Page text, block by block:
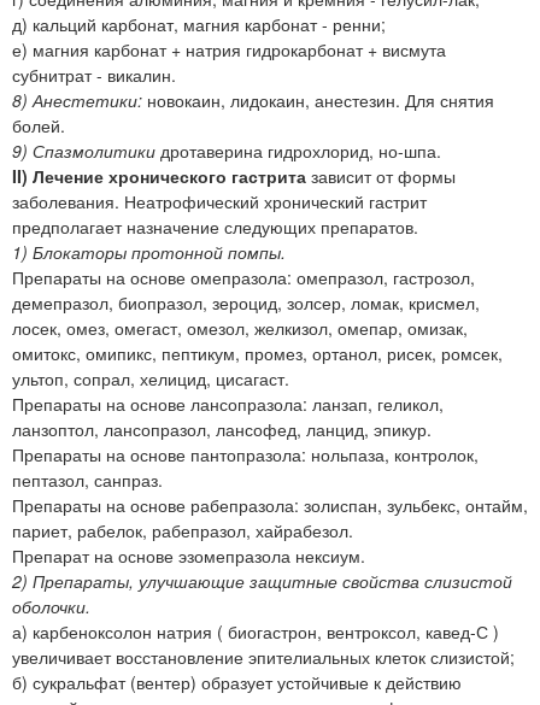
д) кальций карбонат, магния карбонат - ренни;
е) магния карбонат + натрия гидрокарбонат + висмута
субнитрат - викалин.
8) Анестетики: новокаин, лидокаин, анестезин. Для снятия
болей.
9) Спазмолитики дротаверина гидрохлорид, но-шпа.
II) Лечение хронического гастрита зависит от формы
заболевания. Неатрофический хронический гастрит
предполагает назначение следующих препаратов.
1) Блокаторы протонной помпы.
Препараты на основе омепразола: омепразол, гастрозол,
демепразол, биопразол, зероцид, золсер, ломак, крисмел,
лосек, омез, омегаст, омезол, желкизол, омепар, омизак,
омитокс, омипикс, пептикум, промез, ортанол, рисек, ромсек,
ультоп, сопрал, хелицид, цисагаст.
Препараты на основе лансопразола: ланзап, геликол,
ланзоптол, лансопразол, лансофед, ланцид, эпикур.
Препараты на основе пантопразола: нольпаза, контролок,
пептазол, санпраз.
Препараты на основе рабепразола: золиспан, зульбекс, онтайм,
париет, рабелок, рабепразол, хайрабезол.
Препарат на основе эзомепразола нексиум.
2) Препараты, улучшающие защитные свойства слизистой
оболочки.
а) карбеноксолон натрия ( биогастрон, вентроксол, кавед-С )
увеличивает восстановление эпителиальных клеток слизистой;
б) сукральфат (вентер) образует устойчивые к действию